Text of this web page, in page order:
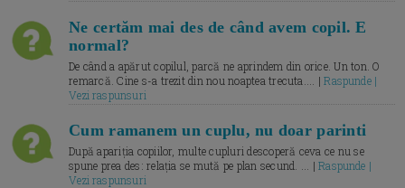
Ne certăm mai des de când avem copil. E
normal?
De când a apărut copilul, parcă ne aprindem din orice. Un ton. O
remarcă. Cine s-a trezit din nou noaptea trecuta.... |Raspunde |
Vezi raspunsuri
Cum ramanem un cuplu, nu doar parinti
După apariția copiilor, multe cupluri descoperă ceva ce nu se
spune prea des: relația se mută pe plan secund. ... |Raspunde |
Vezi raspunsuri